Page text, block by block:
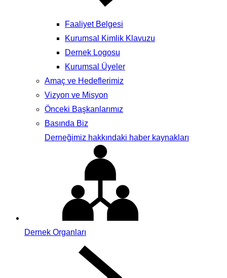
Faaliyet Belgesi
Kurumsal Kimlik Klavuzu
Dernek Logosu
Kurumsal Üyeler
Amaç ve Hedeflerimiz
Vizyon ve Misyon
Önceki Başkanlarımız
Basında Biz
Derneğimiz hakkındaki haber kaynakları
Dernek Organları